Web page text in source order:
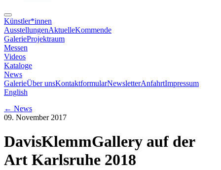
Künstler*innen
AusstellungenAktuelleKommende
GalerieProjektraum
Messen
Videos
Kataloge
News
GalerieÜber unsKontaktformularNewsletterAnfahrtImpressum
English
← News
09. November 2017
DavisKlemmGallery auf der
Art Karlsruhe 2018